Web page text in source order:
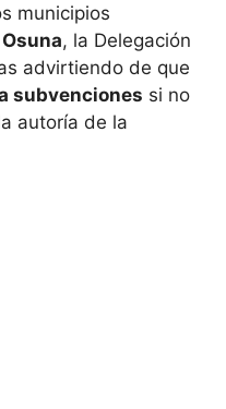
municipios
Osuna, la Delegación
advirtiendo de que
subvenciones si no
autoría de la